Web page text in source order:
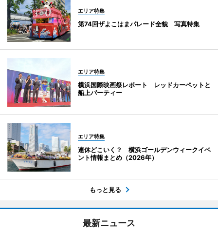
エリア特集
第74回ザよこはまパレード全貌 写真特集
エリア特集
横浜国際映画祭レポート レッドカーペットと
船上パーティー
エリア特集
連休どこいく？ 横浜ゴールデンウィークイベ
ント情報まとめ（2026年）
もっと見る
最新ニュース